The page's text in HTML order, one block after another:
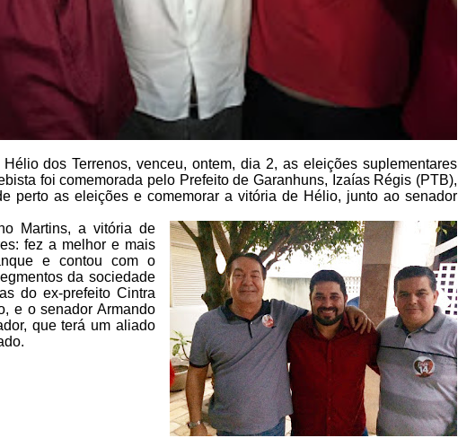
dos Terrenos, venceu, ontem, dia 2, as eleições suplementares
foi comemorada pelo Prefeito de Garanhuns, Izaías Régis (PTB),
perto as eleições e comemorar a vitória de Hélio, junto ao senador
Martins, a vitória de
fez a melhor e mais
e contou com o
da sociedade
do ex-prefeito Cintra
e o senador Armando
que terá um aliado